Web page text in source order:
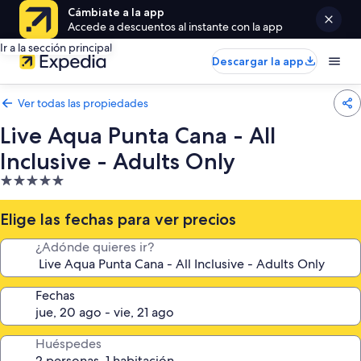
Cámbiate a la app
Accede a descuentos al instante con la app
Ir a la sección principal
Descargar la app
Ver todas las propiedades
Live Aqua Punta Cana - All
Inclusive - Adults Only
Propiedad
de
5.0
estrellas
Elige las fechas para ver precios
¿Adónde quieres ir?
Fechas
Huéspedes